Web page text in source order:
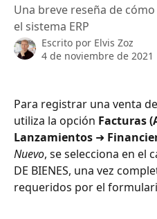
Una breve reseña de
el sistema ERP
Escrito por Elvis Zoz
4 de noviembre de 2021
Para registrar una venta
utiliza la opción Facturas
Lanzamientos ➜
Nuevo, se selecciona en el
DE BIENES, una vez
requeridos por el